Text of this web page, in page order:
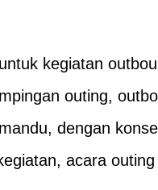
kegiatan
outing,
dengan
acara